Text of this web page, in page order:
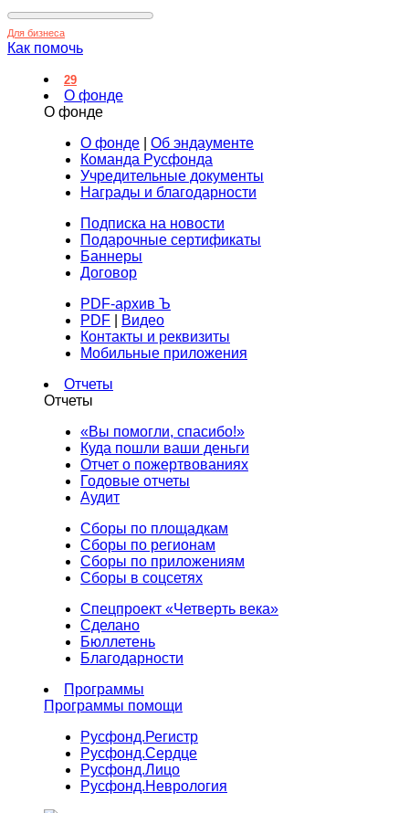
Для бизнеса
Как помочь
29
О фонде
О фонде
О фонде
Об эндаументе
Команда Русфонда
Учредительные документы
Награды и благодарности
Подписка на новости
Подарочные сертификаты
Баннеры
Договор
PDF-архив Ъ
PDF
Видео
Контакты и реквизиты
Мобильные приложения
Отчеты
Отчеты
«Вы помогли, спасибо!»
Куда пошли ваши деньги
Отчет о пожертвованиях
Годовые отчеты
Аудит
Сборы по площадкам
Сборы по регионам
Сборы по приложениям
Сборы в соцсетях
Спецпроект «Четверть века»
Сделано
Бюллетень
Благодарности
Программы
Программы помощи
Русфонд.Регистр
Русфонд.Сердце
Русфонд.Лицо
Русфонд.Неврология